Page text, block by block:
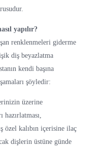
yapılır?
renklenmeleri giderme
diş beyazlatma
kendi başına
şöyledir:
üzerine
hazırlatması,
özel kalıbın içerisine ilaç
dişlerin üstüne günde